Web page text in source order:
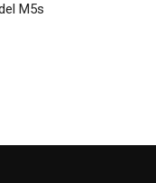
M5s